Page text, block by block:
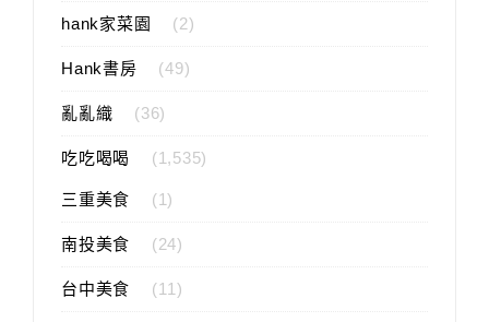
hank家菜園 (2)
Hank書房 (49)
亂亂織 (36)
吃吃喝喝 (1,535)
三重美食 (1)
南投美食 (24)
台中美食 (11)